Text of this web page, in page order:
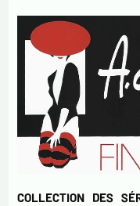
COLLECTION DES